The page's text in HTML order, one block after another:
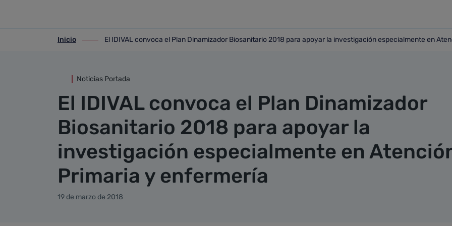
ir-a inicio
Inicio
ir-a El IDIVAL convoca el Plan Dinamizador Biosanitario 2018 para apoyar la investigación
El IDIVAL convoca el Plan Dinamizador Biosanitario 2018 para apoyar la investigación especialmente en
Noticias Portada
El IDIVAL convoca el Plan Dinamizador
Biosanitario 2018 para apoyar la
investigación especialmente en
Primaria y enfermería
19 de marzo de 2018